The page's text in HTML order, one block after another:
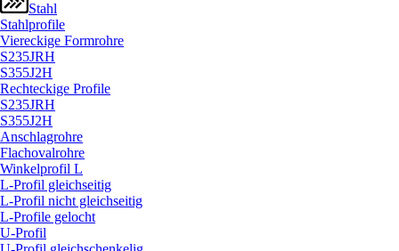
Stahl
Stahlprofile
Viereckige Formrohre
S235JRH
S355J2H
Rechteckige Profile
S235JRH
S355J2H
Anschlagrohre
Flachovalrohre
Winkelprofil L
L-Profil gleichseitig
L-Profil nicht gleichseitig
L-Profile gelocht
U-Profil